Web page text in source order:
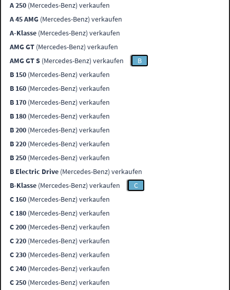
A 250 (Mercedes-Benz) verkaufen
A 45 AMG (Mercedes-Benz) verkaufen
A-Klasse (Mercedes-Benz) verkaufen
AMG GT (Mercedes-Benz) verkaufen
AMG GT S (Mercedes-Benz) verkaufen
B
B 150 (Mercedes-Benz) verkaufen
B 160 (Mercedes-Benz) verkaufen
B 170 (Mercedes-Benz) verkaufen
B 180 (Mercedes-Benz) verkaufen
B 200 (Mercedes-Benz) verkaufen
B 220 (Mercedes-Benz) verkaufen
B 250 (Mercedes-Benz) verkaufen
B Electric Drive (Mercedes-Benz) verkaufen
B-Klasse (Mercedes-Benz) verkaufen
C
C 160 (Mercedes-Benz) verkaufen
C 180 (Mercedes-Benz) verkaufen
C 200 (Mercedes-Benz) verkaufen
C 220 (Mercedes-Benz) verkaufen
C 230 (Mercedes-Benz) verkaufen
C 240 (Mercedes-Benz) verkaufen
C 250 (Mercedes-Benz) verkaufen